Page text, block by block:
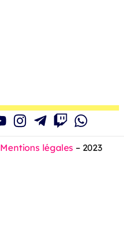
Mentions légales – 2023